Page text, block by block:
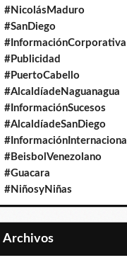
#NicolásMaduro
#SanDiego
#InformaciónCorporativa
#Publicidad
#PuertoCabello
#AlcaldíadeNaguanagua
#InformaciónSucesos
#AlcaldíadeSanDiego
#InformaciónInternacional
#BeisbolVenezolano
#Guacara
#NiñosyNiñas
Archivos